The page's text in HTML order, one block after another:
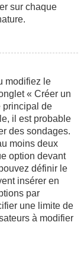
sur chaque
modifiez le
« Créer un
principal de
il est probable
des sondages.
moins deux
option devant
définir le
insérer en
par
une limite de
à modifier